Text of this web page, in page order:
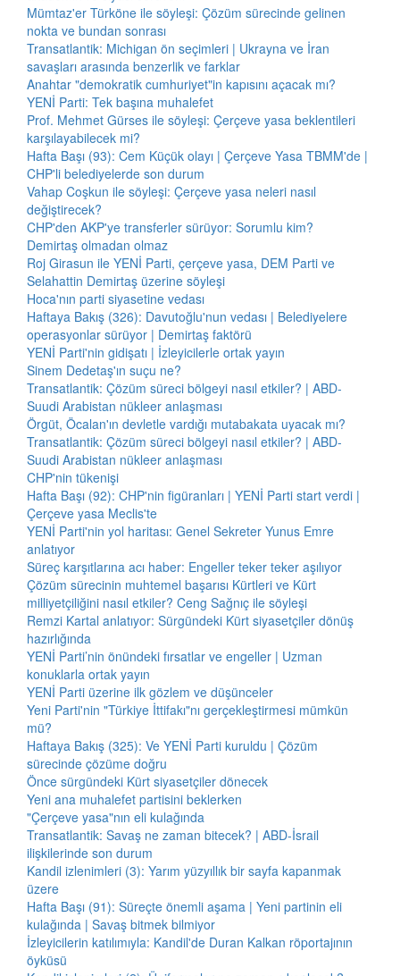
Mümtaz'er Türköne ile söyleşi: Çözüm sürecinde gelinen
nokta ve bundan sonrası
Transatlantik: Michigan ön seçimleri | Ukrayna ve İran
savaşları arasında benzerlik ve farklar
Anahtar "demokratik cumhuriyet"in kapısını açacak mı?
YENİ Parti: Tek başına muhalefet
Prof. Mehmet Gürses ile söyleşi: Çerçeve yasa beklentileri
karşılayabilecek mi?
Hafta Başı (93): Cem Küçük olayı | Çerçeve Yasa TBMM'de |
CHP'li belediyelerde son durum
Vahap Coşkun ile söyleşi: Çerçeve yasa neleri nasıl
değiştirecek?
CHP'den AKP'ye transferler sürüyor: Sorumlu kim?
Demirtaş olmadan olmaz
Roj Girasun ile YENİ Parti, çerçeve yasa, DEM Parti ve
Selahattin Demirtaş üzerine söyleşi
Hoca'nın parti siyasetine vedası
Haftaya Bakış (326): Davutoğlu'nun vedası | Belediyelere
operasyonlar sürüyor | Demirtaş faktörü
YENİ Parti'nin gidişatı | İzleyicilerle ortak yayın
Sinem Dedetaş'ın suçu ne?
Transatlantik: Çözüm süreci bölgeyi nasıl etkiler? | ABD-
Suudi Arabistan nükleer anlaşması
Örgüt, Öcalan'ın devletle vardığı mutabakata uyacak mı?
Transatlantik: Çözüm süreci bölgeyi nasıl etkiler? | ABD-
Suudi Arabistan nükleer anlaşması
CHP'nin tükenişi
Hafta Başı (92): CHP'nin figüranları | YENİ Parti start verdi |
Çerçeve yasa Meclis'te
YENİ Parti'nin yol haritası: Genel Sekreter Yunus Emre
anlatıyor
Süreç karşıtlarına acı haber: Engeller teker teker aşılıyor
Çözüm sürecinin muhtemel başarısı Kürtleri ve Kürt
milliyetçiliğini nasıl etkiler? Ceng Sağnıç ile söyleşi
Remzi Kartal anlatıyor: Sürgündeki Kürt siyasetçiler dönüş
hazırlığında
YENİ Parti’nin önündeki fırsatlar ve engeller | Uzman
konuklarla ortak yayın
YENİ Parti üzerine ilk gözlem ve düşünceler
Yeni Parti'nin "Türkiye İttifakı"nı gerçekleştirmesi mümkün
mü?
Haftaya Bakış (325): Ve YENİ Parti kuruldu | Çözüm
sürecinde çözüme doğru
Önce sürgündeki Kürt siyasetçiler dönecek
Yeni ana muhalefet partisini beklerken
"Çerçeve yasa"nın eli kulağında
Transatlantik: Savaş ne zaman bitecek? | ABD-İsrail
ilişkilerinde son durum
Kandil izlenimleri (3): Yarım yüzyıllık bir sayfa kapanmak
üzere
Hafta Başı (91): Süreçte önemli aşama | Yeni partinin eli
kulağında | Savaş bitmek bilmiyor
İzleyicilerin katılımıyla: Kandil'de Duran Kalkan röportajının
öyküsü